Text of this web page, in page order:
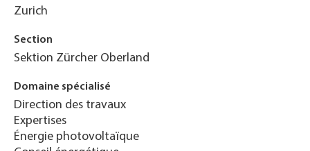
Zurich
Section
Sektion Zürcher Oberland
Domaine spécialisé
Direction des travaux
Expertises
Énergie photovoltaïque